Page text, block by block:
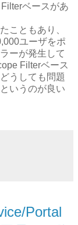
ベースがあ
こともあり、
ユーザをポ
ーが発生して
Filterベース
うしても問題
いうのが良い
Portal